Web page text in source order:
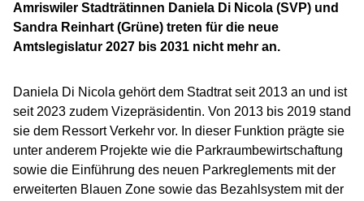
Amriswiler Stadträtinnen Daniela Di Nicola (SVP) und
Sandra Reinhart (Grüne) treten für die neue
Amtslegislatur 2027 bis 2031 nicht mehr an.
Daniela Di Nicola gehört dem Stadtrat seit 2013 an und ist
seit 2023 zudem Vizepräsidentin. Von 2013 bis 2019 stand
sie dem Ressort Verkehr vor. In dieser Funktion prägte sie
unter anderem Projekte wie die Parkraumbewirtschaftung
sowie die Einführung des neuen Parkreglements mit der
erweiterten Blauen Zone sowie das Bezahlsystem mit der